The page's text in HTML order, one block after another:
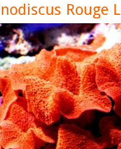
Siganus vulpinus
Détails
Rouge L